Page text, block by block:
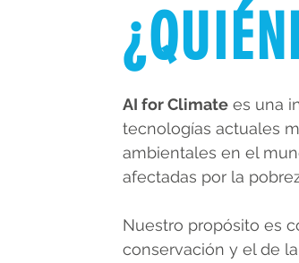
AI for Climate es una
tecnologías actuales
ambientales en el
afectadas por la
Nuestro propósito es
conservación y el de